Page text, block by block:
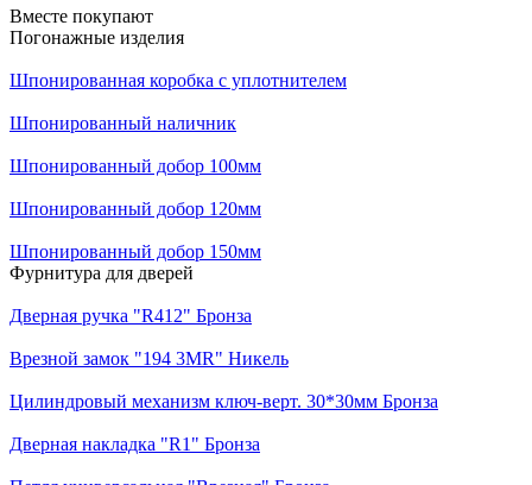
Вместе покупают
Погонажные изделия
Шпонированная коробка с уплотнителем
Шпонированный наличник
Шпонированный добор 100мм
Шпонированный добор 120мм
Шпонированный добор 150мм
Фурнитура для дверей
Дверная ручка "R412" Бронза
Врезной замок "194 3MR" Никель
Цилиндровый механизм ключ-верт. 30*30мм Бронза
Дверная накладка "R1" Бронза